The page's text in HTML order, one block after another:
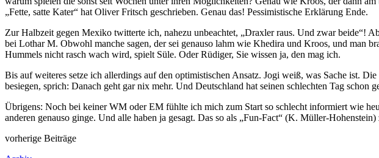
„Fette, satte Kater“ hat Oliver Fritsch geschrieben. Genau das! Pessimistische Erklärung Ende.
Zur Halbzeit gegen Mexiko twitterte ich, nahezu unbeachtet, „Draxler raus. Und zwar beide“!
bei Lothar M. Obwohl manche sagen, der sei genauso lahm wie Khedira und Kroos, und man
Hummels nicht rasch wach wird, spielt Süle. Oder Rüdiger, Sie wissen ja, den mag ich.
Bis auf weiteres setze ich allerdings auf den optimistischen Ansatz. Jogi weiß, was Sache ist.
besiegen, sprich: Danach geht gar nix mehr. Und Deutschland hat seinen schlechten Tag schon
Übrigens: Noch bei keiner WM oder EM fühlte ich mich zum Start so schlecht informiert wie
anderen genauso ginge. Und alle haben ja gesagt. Das so als „Fun-Fact“ (K. Müller-Hohenstein)
vorherige Beiträge